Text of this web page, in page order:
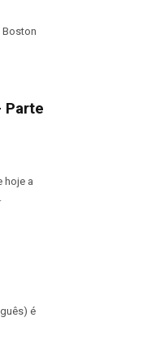
Parte
hoje a
é